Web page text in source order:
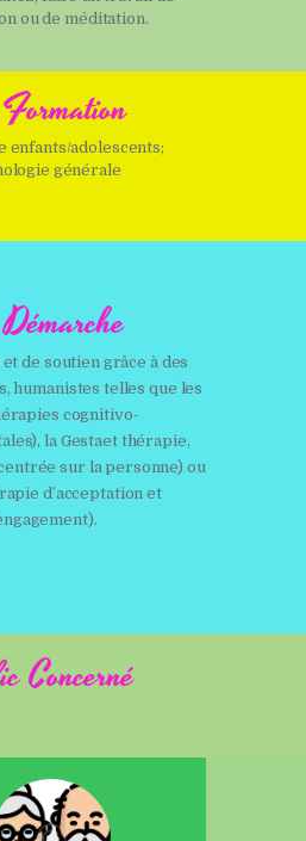
ou de méditation.
enfants/adolescents;
générale
et de soutien grâce à des
humanistes telles que les
cognitivo-
la Gestaet thérapie,
sur la personne) ou
d’acceptation et
Concerné